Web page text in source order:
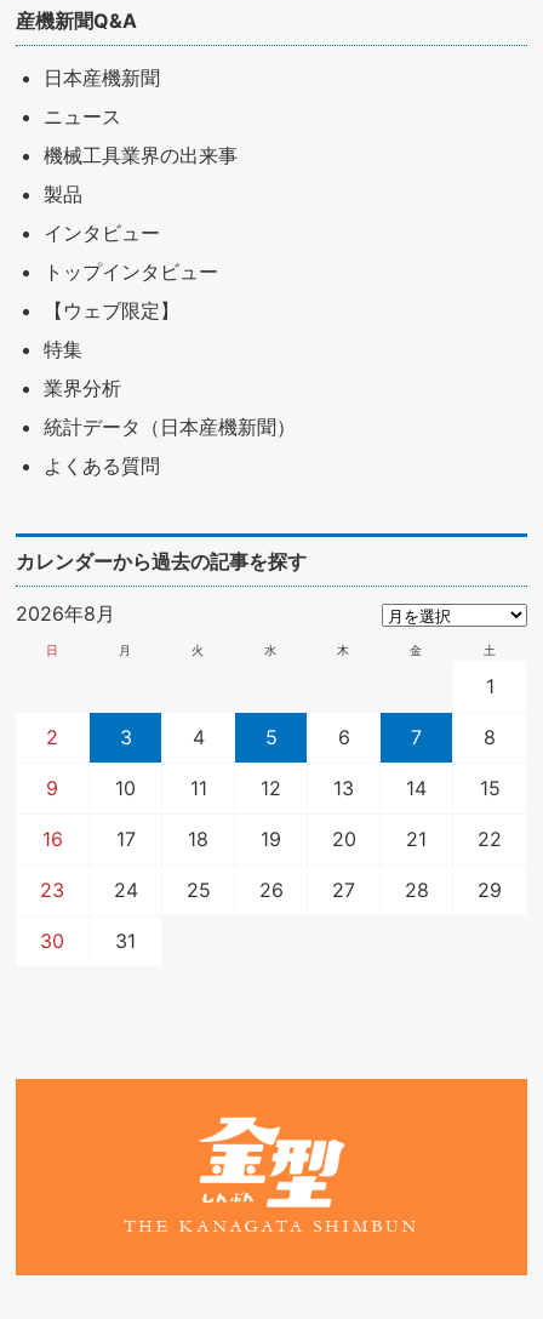
産機新聞Q&A
日本産機新聞
ニュース
機械工具業界の出来事
製品
インタビュー
トップインタビュー
【ウェブ限定】
特集
業界分析
統計データ（日本産機新聞）
よくある質問
カレンダーから過去の記事を探す
2026年8月
日 月 火 水 木 金 土
1
2 3 4 5 6 7 8
9 10 11 12 13 14 15
16 17 18 19 20 21 22
23 24 25 26 27 28 29
30 31